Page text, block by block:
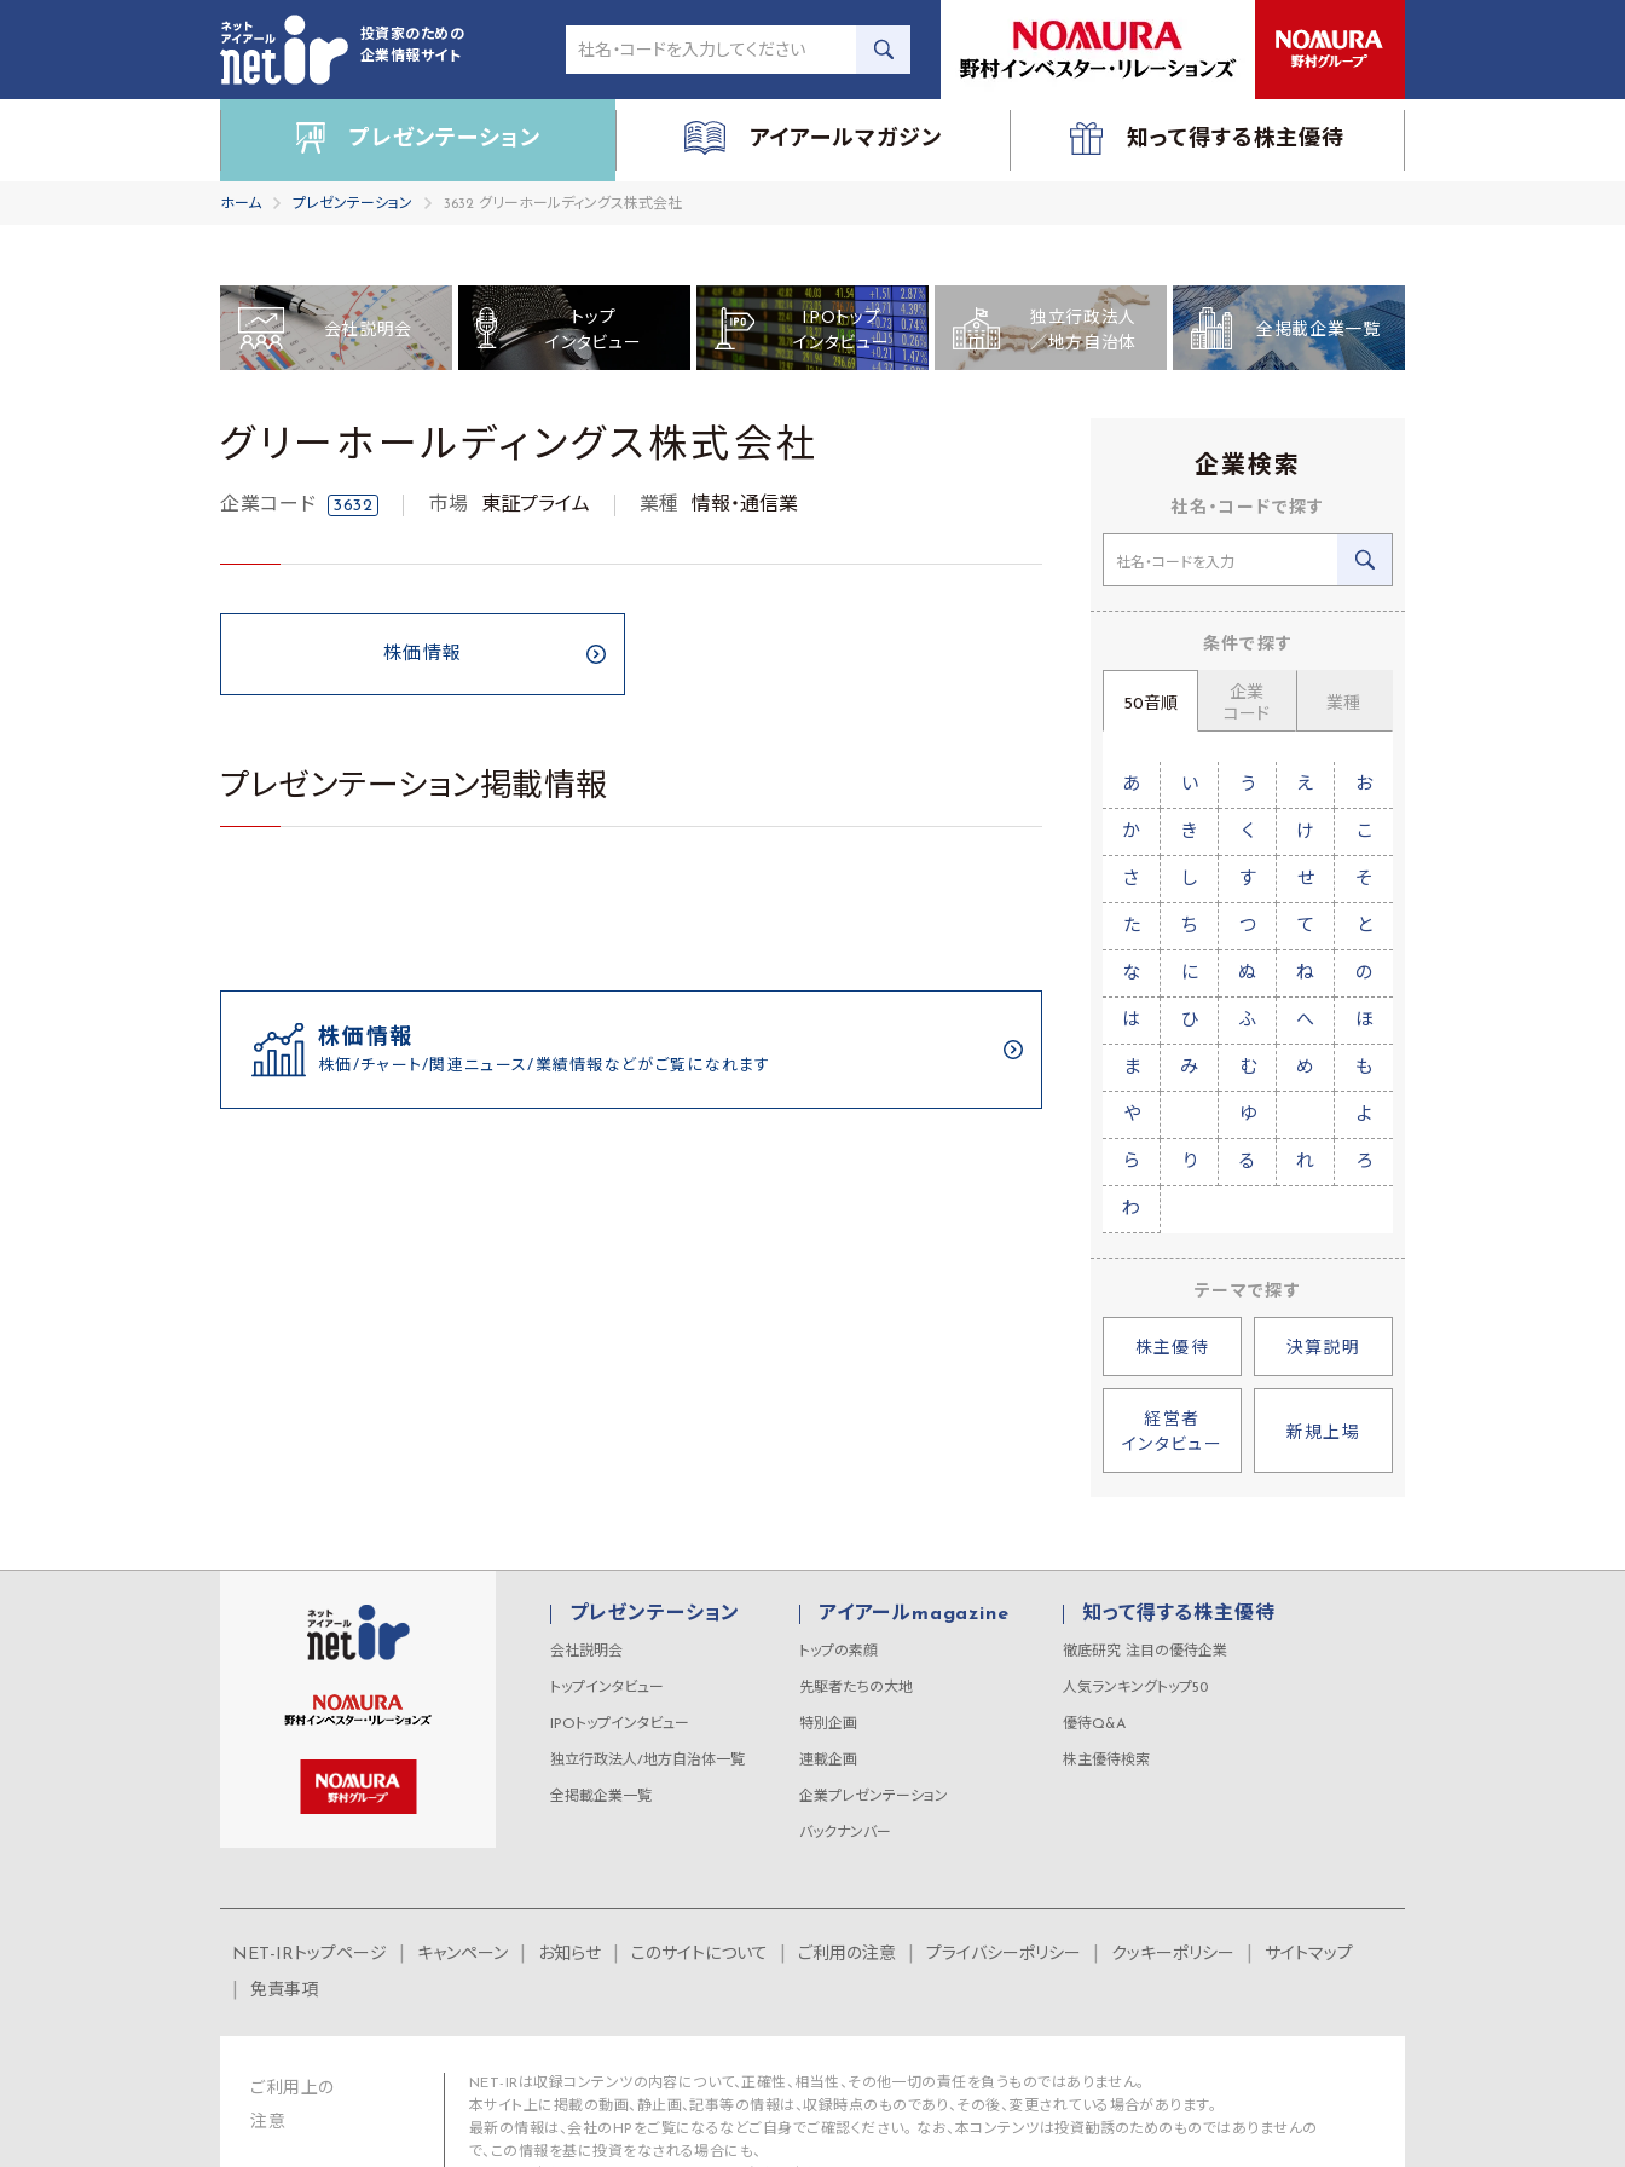
投資家のための
企業情報サイト
プレゼンテーション アイアールマガジン 知って得する株主優待
ホーム プレゼンテーション 3632 グリーホールディングス株式会社
会社説明会
トップ
インタビュー
IPOトップ
インタビュー
独立行政法人
／地方自治体
全掲載企業一覧
グリーホールディングス株式会社
企業コード 3632 市場 東証プライム 業種 情報・通信業
株価情報
プレゼンテーション掲載情報
株価情報
株価/チャート/関連ニュース/業績情報などがご覧になれます
企業検索
社名・コードで探す
条件で探す
50音順
企業
コード
業種
あ い う え お
か き く け こ
さ し す せ そ
た ち つ て と
な に ぬ ね の
は ひ ふ へ ほ
ま み む め も
や ゆ よ
ら り る れ ろ
わ
テーマで探す
株主優待 決算説明
経営者
インタビュー
新規上場
プレゼンテーション
会社説明会
トップインタビュー
IPOトップインタビュー
独立行政法人/地方自治体一覧
全掲載企業一覧
アイアールmagazine
トップの素顔
先駆者たちの大地
特別企画
連載企画
企業プレゼンテーション
バックナンバー
知って得する株主優待
徹底研究 注目の優待企業
人気ランキングトップ50
優待Q&A
株主優待検索
NET-IRトップページ キャンペーン お知らせ このサイトについて ご利用の注意 プライバシーポリシー クッキーポリシー
サイトマップ
免責事項
ご利用上の
注意
NET-IRは収録コンテンツの内容について、正確性、相当性、その他一切の責任を負うものではありません。
本サイト上に掲載の動画、静止画、記事等の情報は、収録時点のものであり、その後、変更されている場合があります。
最新の情報は、会社のHPをご覧になるなどご自身でご確認ください。 なお、本コンテンツは投資勧誘のためのものではありませんの
で、この情報を基に投資をなされる場合にも、